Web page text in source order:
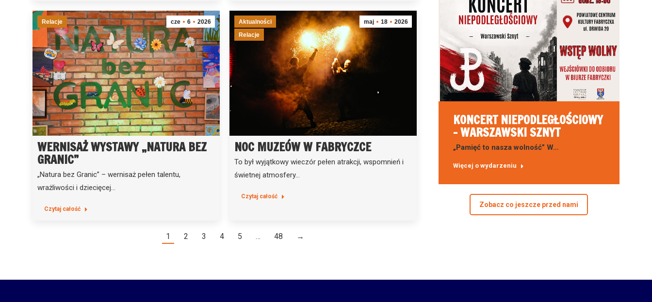
cze 6 2026
Relacje
WERNISAŻ WYSTAWY „NATURA BEZ
GRANIC”
„Natura bez Granic” – wernisaż pełen talentu,
wrażliwości i dziecięcej…
Czytaj całość
maj 18 2026
Aktualności
Relacje
NOC MUZEÓW W FABRYCZCE
To był wyjątkowy wieczór pełen atrakcji, wspomnień i
świetnej atmosfery…
Czytaj całość
1 2 3 4 5 … 48 →
KONCERT NIEPODLEGŁOŚCIOWY
– WARSZAWSKI SZNYT
„Pamięć to nasza wolność” W…
Więcej o wydarzeniu
Zobacz co jeszcze przed nami